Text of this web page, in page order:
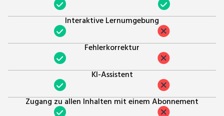
Interaktive Lernumgebung
Fehlerkorrektur
KI-Assistent
Zugang zu allen Inhalten mit einem Abonnement